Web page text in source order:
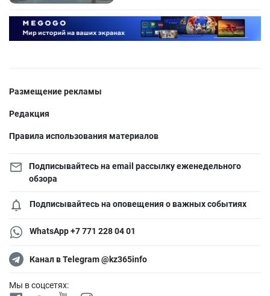
Размещение рекламы
Редакция
Правила использования материалов
Подписывайтесь на email рассылку еженедельного
обзора
Подписывайтесь на оповещения о важных событиях
WhatsApp +7 771 228 04 01
Канал в Telegram @kz365info
Мы в соцсетях: